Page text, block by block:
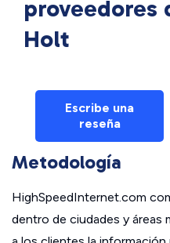
proveedores
Holt
Escribe una
reseña
Metodología
HighSpeedInternet.com
dentro de ciudades y áreas